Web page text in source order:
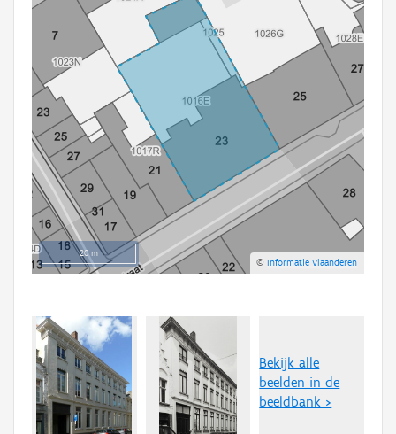
20 m
©Informatie Vlaanderen
Bekijk alle
beelden in de
beeldbank >